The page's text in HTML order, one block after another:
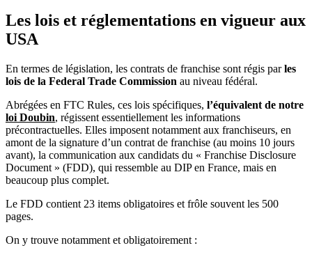
Les lois et réglementations en vigueur aux
USA
En termes de législation, les contrats de franchise sont régis parles
lois de la Federal Trade Commission au niveau fédéral.
Abrégées en FTC Rules, ces lois spécifiques, l’équivalent de notre
loi Doubin, régissent essentiellement les informations
précontractuelles. Elles imposent notamment aux franchiseurs, en
amont de la signature d’un contrat de franchise (au moins 10 jours
avant), la communication aux candidats du « Franchise Disclosure
Document » (FDD), qui ressemble au DIP en France, mais en
beaucoup plus complet.
Le FDD contient 23 items obligatoires et frôle souvent les 500
pages.
On y trouve notamment et obligatoirement :